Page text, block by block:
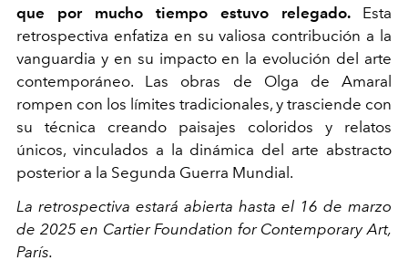
que por mucho tiempo estuvo relegado. Esta
retrospectiva enfatiza en su valiosa contribución a la
vanguardia y en su impacto en la evolución del arte
contemporáneo. Las obras de Olga de Amaral
rompen con los límites tradicionales, y trasciende con
su técnica creando paisajes coloridos y relatos
únicos, vinculados a la dinámica del arte abstracto
posterior a la Segunda Guerra Mundial.
La retrospectiva estará abierta hasta el 16 de marzo
de 2025 en Cartier Foundation for Contemporary Art,
París.